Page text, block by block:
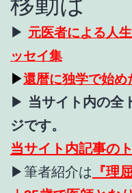
▶ 元医者による人
ッセイ集
▶還暦に独学で始め
▶ 当サイト内の全
ジです。
当サイト内記事の
▶筆者紹介は 『理